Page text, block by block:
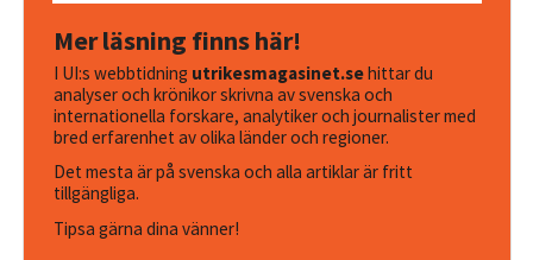
Mer läsning finns här!
I UI:s webbtidning utrikesmagasinet.sehittar du
analyser och krönikor skrivna av svenska och
internationella forskare, analytiker och journalister med
bred erfarenhet av olika länder och regioner.
Det mesta är på svenska och alla artiklar är fritt
tillgängliga.
Tipsa gärna dina vänner!